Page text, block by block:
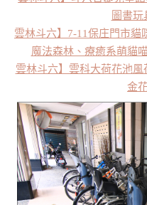
圖書
雲林斗六】7-11保庄門市貓
魔法森林、療癒系萌貓
雲林斗六】雲科大荷花池
金